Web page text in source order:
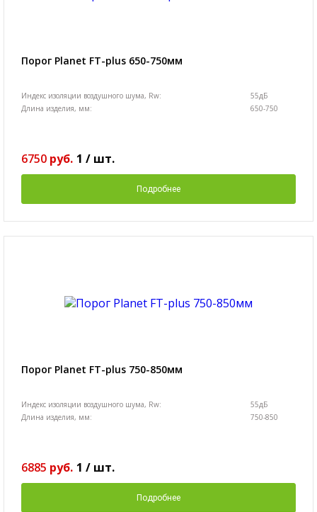
Порог Planet FT-plus 650-750мм
Индекс изоляции воздушного шума, Rw:
55дБ
Длина изделия, мм:
650-750
6750 руб. 1 / шт.
Подробнее
Порог Planet FT-plus 750-850мм
Индекс изоляции воздушного шума, Rw:
55дБ
Длина изделия, мм:
750-850
6885 руб. 1 / шт.
Подробнее